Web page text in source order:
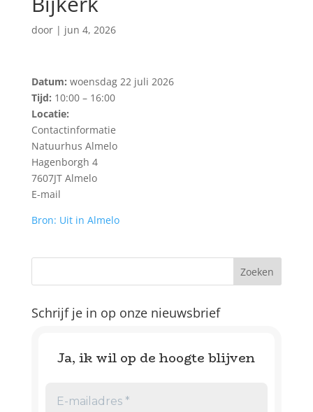
door | jun 4, 2026
Datum: woensdag 22 juli 2026
Tijd: 10:00 – 16:00
Locatie:
Contactinformatie
Natuurhus Almelo
Hagenborgh 4
7607JT Almelo
E-mail
Bron: Uit in Almelo
Schrijf je in op onze nieuwsbrief
Ja, ik wil op de hoogte blijven